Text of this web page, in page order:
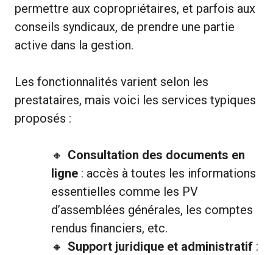
permettre aux copropriétaires, et parfois aux
conseils syndicaux, de prendre une partie
active dans la gestion.
Les fonctionnalités varient selon les
prestataires, mais voici les services typiques
proposés :
Consultation des documents en
ligne : accès à toutes les informations
essentielles comme les PV
d’assemblées générales, les comptes
rendus financiers, etc.
Support juridique et administratif :